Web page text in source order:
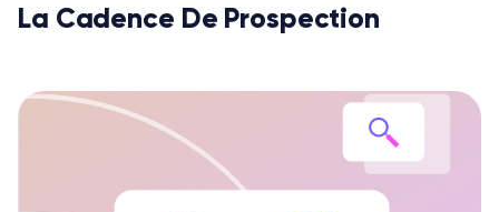
La Cadence De Prospection